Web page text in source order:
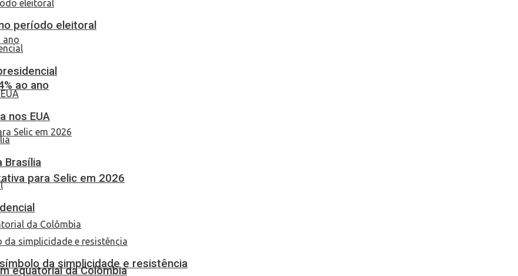
ao ano
para Selic em 2026
equatorial da Colômbia
período eleitoral
nos EUA
Brasília
da simplicidade e resistência